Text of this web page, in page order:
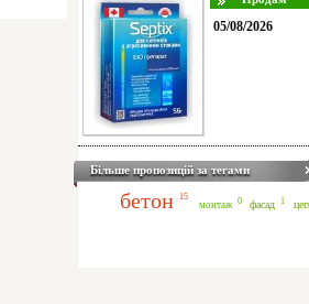
05/08/2026
Більше пропозицій за тегами
бетон 15
монтаж 0 фасад 1